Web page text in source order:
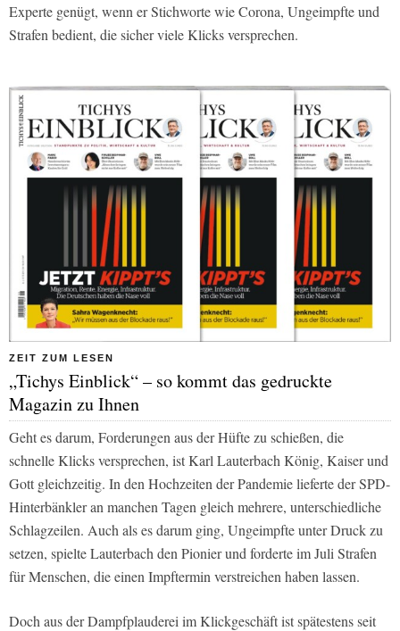
Experte genügt, wenn er Stichworte wie Corona, Ungeimpfte und
Strafen bedient, die sicher viele Klicks versprechen.
ZEIT ZUM LESEN
„Tichys Einblick“ – so kommt das gedruckte
Magazin zu Ihnen
Geht es darum, Forderungen aus der Hüfte zu schießen, die
schnelle Klicks versprechen, ist Karl Lauterbach König, Kaiser und
Gott gleichzeitig. In den Hochzeiten der Pandemie lieferte der SPD-
Hinterbänkler an manchen Tagen gleich mehrere, unterschiedliche
Schlagzeilen. Auch als es darum ging, Ungeimpfte unter Druck zu
setzen, spielte Lauterbach den Pionier und forderte im Juli Strafen
für Menschen, die einen Impftermin verstreichen haben lassen.
Doch aus der Dampfplauderei im Klickgeschäft ist spätestens seit